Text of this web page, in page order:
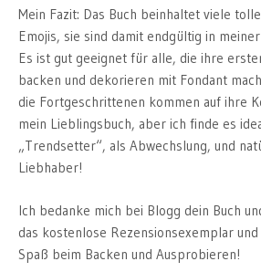
Mein Fazit: Das Buch beinhaltet viele
Emojis, sie sind damit endgültig in
Es ist gut geeignet für alle, die ihre
backen und dekorieren mit Fondant
die Fortgeschrittenen kommen auf ihre
mein Lieblingsbuch, aber ich finde es
„Trendsetter“, als Abwechslung, und
Liebhaber!
Ich bedanke mich bei Blogg dein Buch
das kostenlose Rezensionsexemplar
Spaß beim Backen und Ausprobieren!